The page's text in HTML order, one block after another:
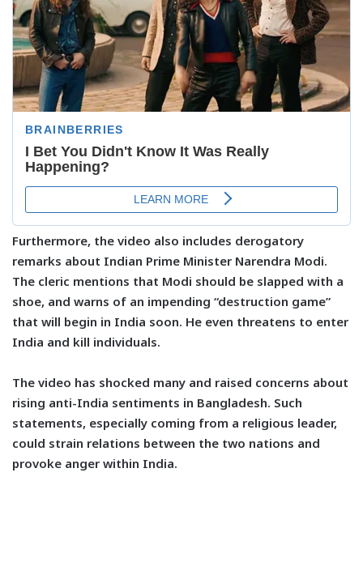
Furthermore, the video also includes derogatory
remarks about Indian Prime Minister Narendra Modi.
The cleric mentions that Modi should be slapped with a
shoe, and warns of an impending “destruction game”
that will begin in India soon. He even threatens to enter
India and kill individuals.
The video has shocked many and raised concerns about
rising anti-India sentiments in Bangladesh. Such
statements, especially coming from a religious leader,
could strain relations between the two nations and
provoke anger within India.